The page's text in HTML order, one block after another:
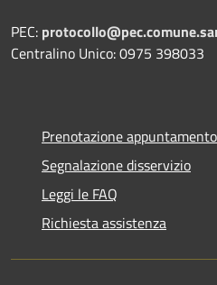
PEC:
Centralino Unico: 0975 398033
Prenotazione appuntamento
Segnalazione disservizio
Leggi le FAQ
Richiesta assistenza